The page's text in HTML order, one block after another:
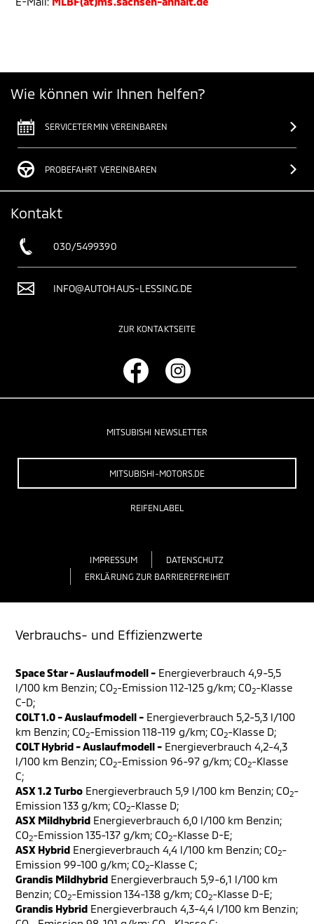
Wie können wir Ihnen helfen?
SERVICETERMIN VEREINBAREN
PROBEFAHRT VEREINBAREN
Kontakt
030/5499390
INFO@AUTOHAUS-LESSING.DE
ZUR KONTAKTSEITE
MITSUBISHI NEWSLETTER
MITSUBISHI-MOTORS.DE
REIFENLABEL
IMPRESSUM
DATENSCHUTZ
ERKLÄRUNG ZUR BARRIEREFREIHEIT
Verbrauchs- und Effizienzwerte
Space Star - Auslaufmodell - Energieverbrauch 4,9-5,5
l/100 km Benzin; CO2-Emission 112-125 g/km; CO2-Klasse
C-D;
COLT 1.0 - Auslaufmodell - Energieverbrauch 5,2-5,3 l/100
km Benzin; CO2-Emission 118-119 g/km; CO2-Klasse D;
COLT Hybrid - Auslaufmodell - Energieverbrauch 4,2-4,3
l/100 km Benzin; CO2-Emission 96-97 g/km; CO2-Klasse
C;
ASX 1.2 Turbo Energieverbrauch 5,9 l/100 km Benzin; CO2-
Emission 133 g/km; CO2-Klasse D;
ASX Mildhybrid Energieverbrauch 6,0 l/100 km Benzin;
CO2-Emission 135-137 g/km; CO2-Klasse D-E;
ASX Hybrid Energieverbrauch 4,4 l/100 km Benzin; CO2-
Emission 99-100 g/km; CO2-Klasse C;
Grandis Mildhybrid Energieverbrauch 5,9-6,1 l/100 km
Benzin; CO2-Emission 134-138 g/km; CO2-Klasse D-E;
Grandis Hybrid Energieverbrauch 4,3-4,4 l/100 km Benzin;